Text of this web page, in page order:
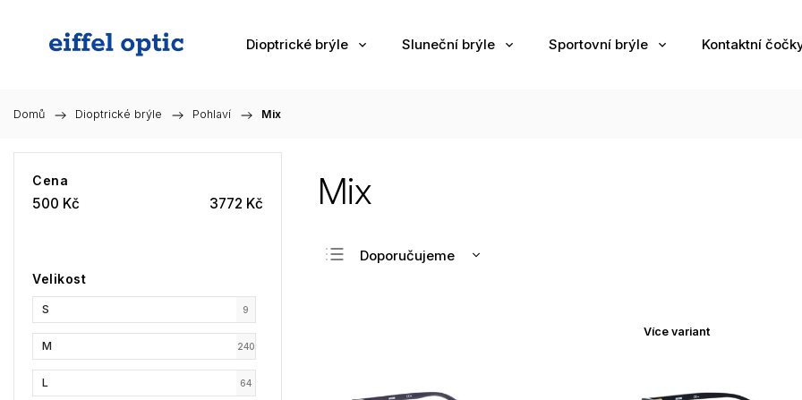
Dioptrické brýle Sluneční brýle Sportovní brýle Kontaktní
Domů / Dioptrické brýle / Pohlaví / Mix
Cena
500 Kč 3772 Kč
Velikost
S 9
M 240
L 64
Mix
Doporučujeme
Více variant